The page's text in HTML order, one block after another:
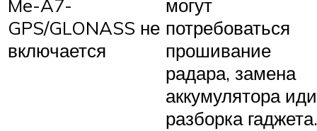
Me-A7-
GPS/GLONASS не
включается
могут
потребоваться
прошивание
радара, замена
аккумулятора иди
разборка гаджета.